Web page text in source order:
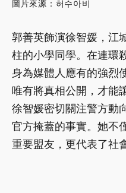
圖片來源：허수아비
郭善英飾演徐智媛，江
柱的小學同學。在連環
身為媒體人應有的強烈
唯有將真相公開，才能
徐智媛密切關注警方動
官方掩蓋的事實。她不
重要盟友，更代表了社